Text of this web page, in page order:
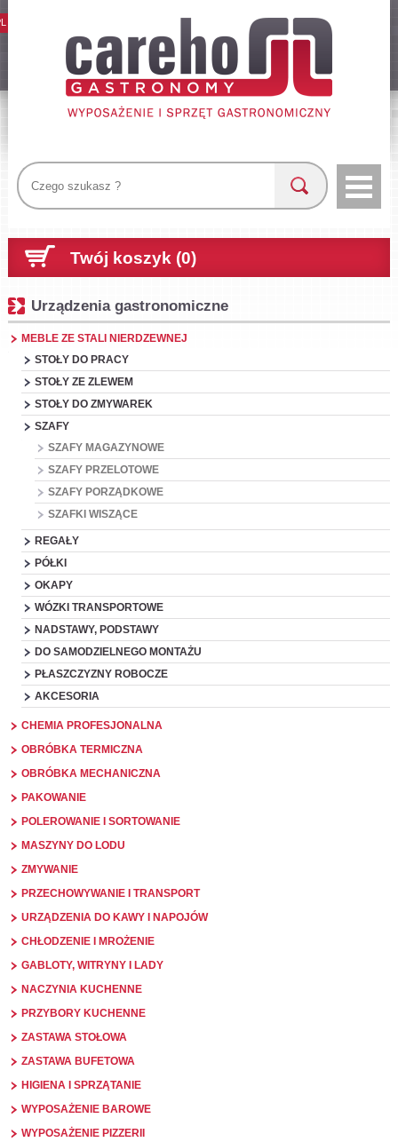
Twój koszyk (0)
Urządzenia gastronomiczne
MEBLE ZE STALI NIERDZEWNEJ
STOŁY DO PRACY
STOŁY ZE ZLEWEM
STOŁY DO ZMYWAREK
SZAFY
SZAFY MAGAZYNOWE
SZAFY PRZELOTOWE
SZAFY PORZĄDKOWE
SZAFKI WISZĄCE
REGAŁY
PÓŁKI
OKAPY
WÓZKI TRANSPORTOWE
NADSTAWY, PODSTAWY
DO SAMODZIELNEGO MONTAŻU
PŁASZCZYZNY ROBOCZE
AKCESORIA
CHEMIA PROFESJONALNA
OBRÓBKA TERMICZNA
OBRÓBKA MECHANICZNA
PAKOWANIE
POLEROWANIE I SORTOWANIE
MASZYNY DO LODU
ZMYWANIE
PRZECHOWYWANIE I TRANSPORT
URZĄDZENIA DO KAWY I NAPOJÓW
CHŁODZENIE I MROŻENIE
GABLOTY, WITRYNY I LADY
NACZYNIA KUCHENNE
PRZYBORY KUCHENNE
ZASTAWA STOŁOWA
ZASTAWA BUFETOWA
HIGIENA I SPRZĄTANIE
WYPOSAŻENIE BAROWE
WYPOSAŻENIE PIZZERII